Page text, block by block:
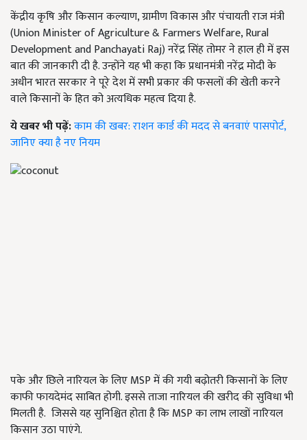
केंद्रीय कृषि और किसान कल्याण, ग्रामीण विकास और पंचायती राज मंत्री
(Union Minister of Agriculture & Farmers Welfare, Rural
Development and Panchayati Raj) नरेंद्र सिंह तोमर ने हाल ही में इस
बात की जानकारी दी है. उन्होंने यह भी कहा कि प्रधानमंत्री नरेंद्र मोदी के
अधीन भारत सरकार ने पूरे देश में सभी प्रकार की फसलों की खेती करने
वाले किसानों के हित को अत्यधिक महत्व दिया है.
ये खबर भी पढ़ें:काम की खबर: राशन कार्ड की मदद से बनवाएं पासपोर्ट,
जानिए क्या है नए नियम
पके और छिले नारियल के लिए MSP में की गयी बढ़ोतरी किसानों के लिए
काफी फायदेमंद साबित होगी. इससे ताजा नारियल की खरीद की सुविधा भी
मिलती है. जिससे यह सुनिश्चित होता है कि MSP का लाभ लाखों नारियल
किसान उठा पाएंगे.